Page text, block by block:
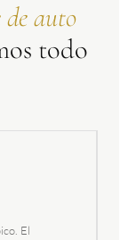
de auto
todo
El